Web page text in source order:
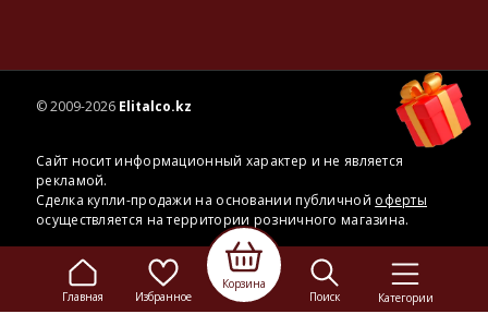
Главная Избранное
Корзина
Поиск
Категории
© 2009-2026 Elitalco.kz
Сайт носит информационный характер и не является
рекламой.
Сделка купли-продажи на основании публичной оферты
осуществляется на территории розничного магазина.